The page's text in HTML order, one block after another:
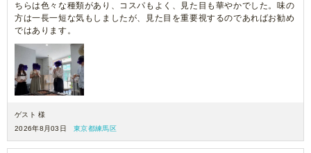
ちらは色々な種類があり、コスパもよく、見た目も華やかでした。味の
方は一長一短な気もしましたが、見た目を重要視するのであればお勧め
ではあります。
ゲスト 様
2026年8月03日
東京都練馬区